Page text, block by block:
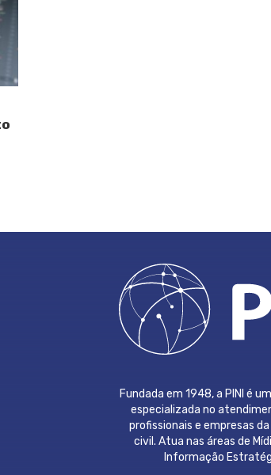
Fundada em 1948, a PINI é
especializada no
profissionais e empresas
civil. Atua nas áreas de
Informação